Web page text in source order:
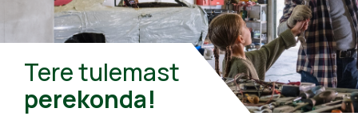
Tere tulemast
perekonda!